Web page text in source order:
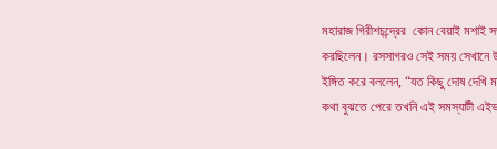
মহারাজ গিরীশচন্দ্রের কোন বেয়াই মশাই
করছিলেন। রসসাগরও সেই সময় সেখানে
ইঙ্গিত করে বললেন, “যত কিছু দোষ দেখি
কথা বুঝতে পেরে তখনি এই সমস্যাটী